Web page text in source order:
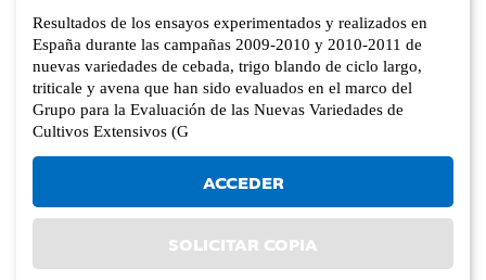
Resultados de los ensayos experimentados y realizados en
España durante las campañas 2009-2010 y 2010-2011 de
nuevas variedades de cebada, trigo blando de ciclo largo,
triticale y avena que han sido evaluados en el marco del
Grupo para la Evaluación de las Nuevas Variedades de
Cultivos Extensivos (G
ACCEDER
SOLICITAR COPIA